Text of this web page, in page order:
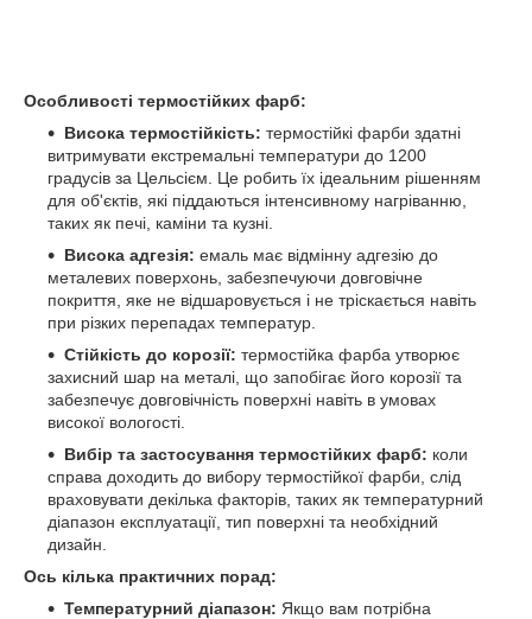
Особливості термостійких фарб:
Висока термостійкість: термостійкі фарби здатні
витримувати екстремальні температури до 1200
градусів за Цельсієм. Це робить їх ідеальним рішенням
для об'єктів, які піддаються інтенсивному нагріванню,
таких як печі, каміни та кузні.
Висока адгезія: емаль має відмінну адгезію до
металевих поверхонь, забезпечуючи довговічне
покриття, яке не відшаровується і не тріскається навіть
при різких перепадах температур.
Стійкість до корозії: термостійка фарба утворює
захисний шар на металі, що запобігає його корозії та
забезпечує довговічність поверхні навіть в умовах
високої вологості.
Вибір та застосування термостійких фарб: коли
справа доходить до вибору термостійкої фарби, слід
враховувати декілька факторів, таких як температурний
діапазон експлуатації, тип поверхні та необхідний
дизайн.
Ось кілька практичних порад:
Температурний діапазон: Якщо вам потрібна